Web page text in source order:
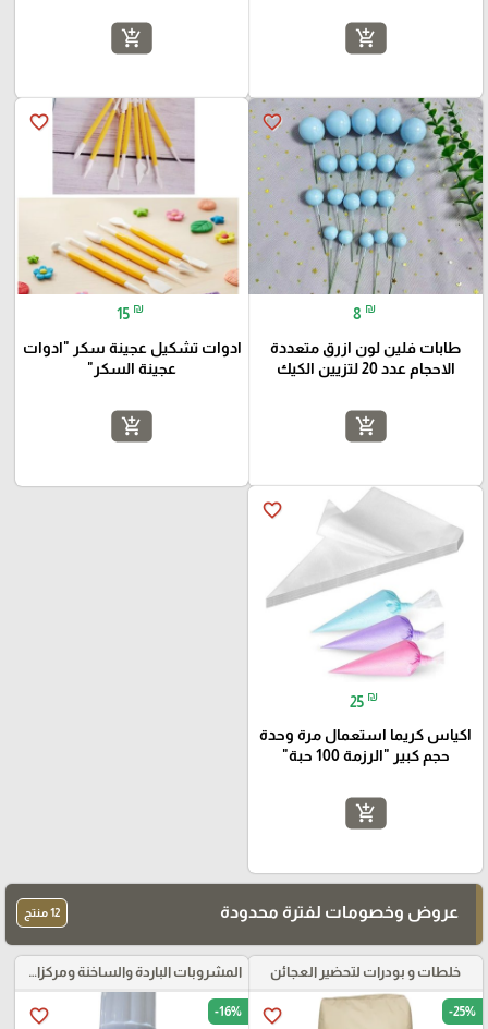
add_shopping_cart
add_shopping_cart
favorite_border
8 ₪
طابات فلين لون ازرق متعددة
الاحجام عدد 20 لتزيين الكيك
add_shopping_cart
favorite_border
15 ₪
ادوات تشكيل عجينة سكر "ادوات
عجينة السكر"
add_shopping_cart
favorite_border
25 ₪
اكياس كريما استعمال مرة وحدة
حجم كبير "الرزمة 100 حبة"
add_shopping_cart
عروض وخصومات لفترة محدودة 12 منتج
خلطات و بودرات لتحضير العجائن
favorite_border -25%
المشروبات الباردة والساخنة ومركزات الموهيتو
favorite_border -16%